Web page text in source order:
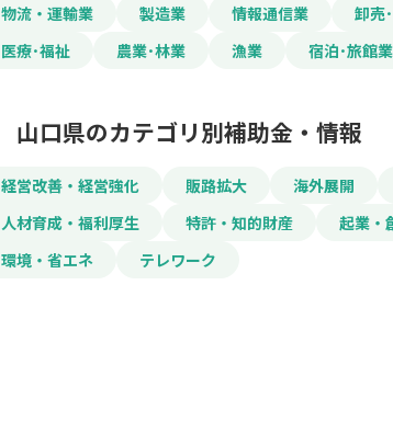
物流・運輸業 製造業 情報通信業 卸売
医療･福祉
農業･林業 漁業 宿泊･旅館業
山口県のカテゴリ別補助金・情報
経営改善・経営強化 販路拡大 海外展開
人材育成・福利厚生
特許・知的財産 起業・
環境・省エネ
テレワーク